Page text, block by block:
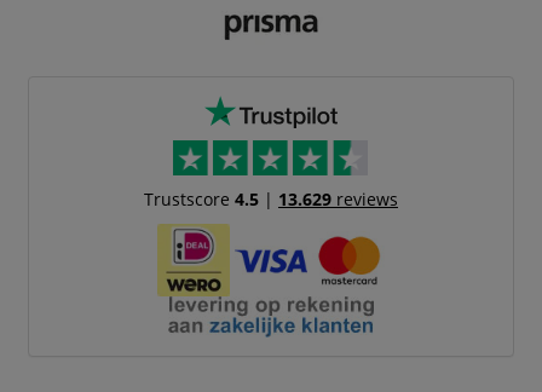
Trustscore 4.5| 13.629reviews